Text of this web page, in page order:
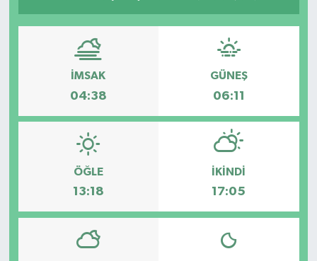
İMSAK
04:38
GÜNEŞ
06:11
ÖĞLE
13:18
İKINDI
17:05